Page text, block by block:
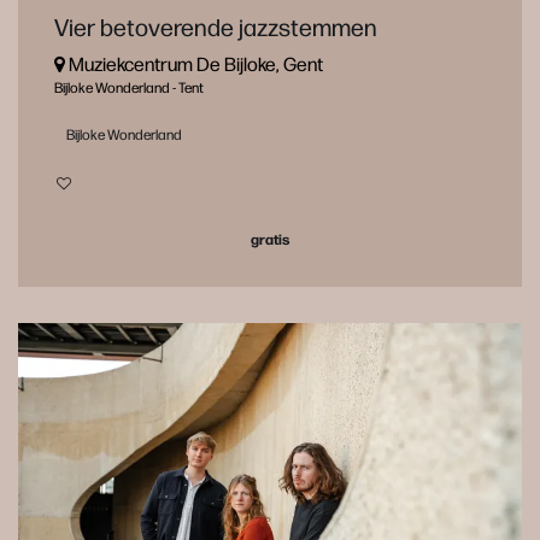
Vier betoverende jazzstemmen
Muziekcentrum De Bijloke, Gent
Bijloke Wonderland - Tent
Bijloke Wonderland
gratis